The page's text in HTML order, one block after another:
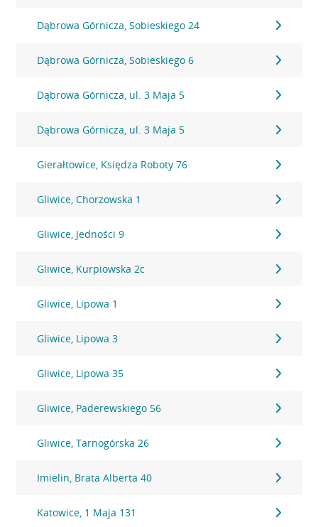
Dąbrowa Górnicza, Sobieskiego 24
Dąbrowa Górnicza, Sobieskiego 6
Dąbrowa Górnicza, ul. 3 Maja 5
Dąbrowa Górnicza, ul. 3 Maja 5
Gierałtowice, Księdza Roboty 76
Gliwice, Chorzowska 1
Gliwice, Jedności 9
Gliwice, Kurpiowska 2c
Gliwice, Lipowa 1
Gliwice, Lipowa 3
Gliwice, Lipowa 35
Gliwice, Paderewskiego 56
Gliwice, Tarnogórska 26
Imielin, Brata Alberta 40
Katowice, 1 Maja 131